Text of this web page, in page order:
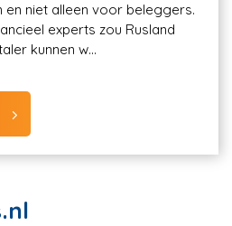
en niet alleen voor beleggers.
experts zou Rusland
kunnen w...